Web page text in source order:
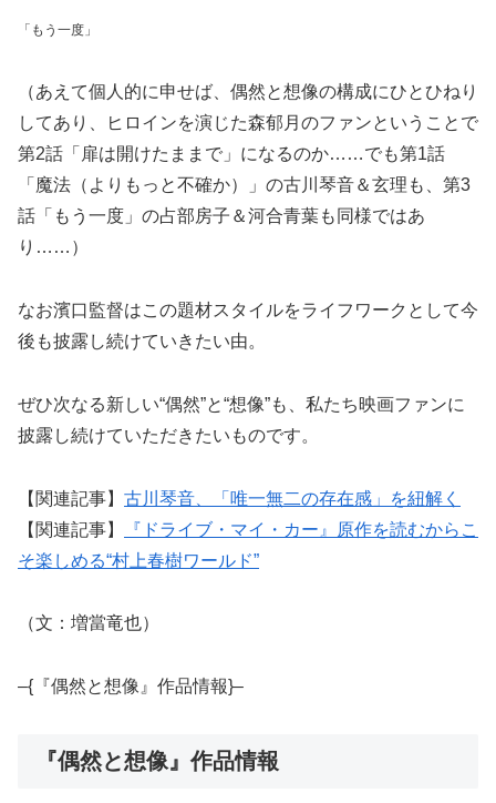
「もう一度」
（あえて個人的に申せば、偶然と想像の構成にひとひねり
してあり、ヒロインを演じた森郁月のファンということで
第2話「扉は開けたままで」になるのか……でも第1話
「魔法（よりもっと不確か）」の古川琴音＆玄理も、第3
話「もう一度」の占部房子＆河合青葉も同様ではあ
り……）
なお濱口監督はこの題材スタイルをライフワークとして今
後も披露し続けていきたい由。
ぜひ次なる新しい“偶然”と“想像”も、私たち映画ファンに
披露し続けていただきたいものです。
【関連記事】 古川琴音、「唯一無二の存在感」を紐解く
【関連記事】
『ドライブ・マイ・カー』原作を読むからこ
そ楽しめる“村上春樹ワールド”
（文：増當竜也）
–{『偶然と想像』作品情報}–
『偶然と想像』作品情報